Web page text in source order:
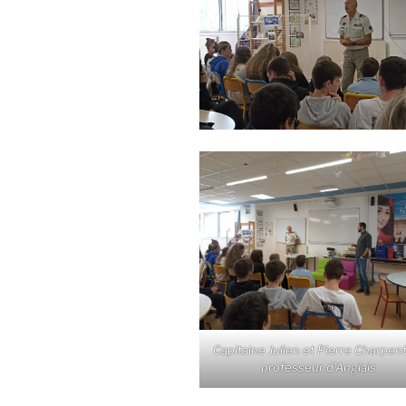
Capitaine Julien et Pierre
professeur d’Anglais